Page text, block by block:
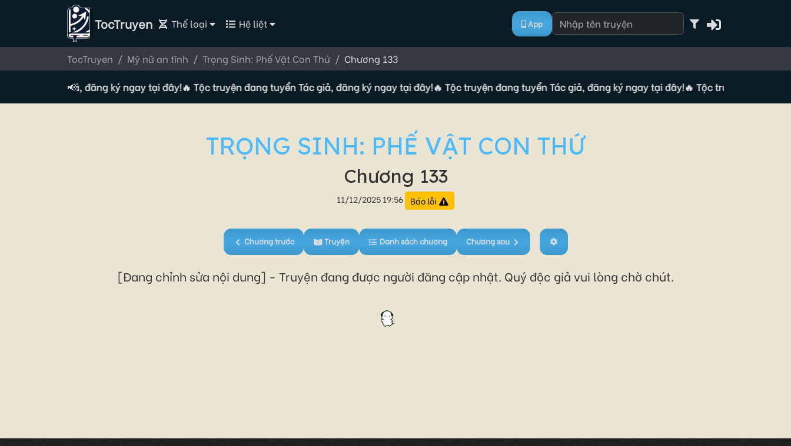
TocTruyen Thể loại Hệ liệt App
TocTruyen Mỹ nữ an tĩnh Trọng Sinh: Phế Vật Con Thứ Chương 133
📢
Tác giả, đăng ký ngay tại đây!🔥 Tộc truyện đang tuyển Tác giả, đăng ký ngay tại đây!🔥 Tộc truyện đang tuyển Tác giả, đăng ký ngay tại đây!🔥 Tộc truyện đang tuyển
TRỌNG SINH: PHẾ VẬT CON THỨ
Chương 133
11/12/2025 19:56 Báo lỗi
Chương trước Truyện Danh sách chương Chương sau
[Đang chỉnh sửa nội dung] - Truyện đang được người đăng cập nhật. Quý độc giả vui lòng chờ chút.